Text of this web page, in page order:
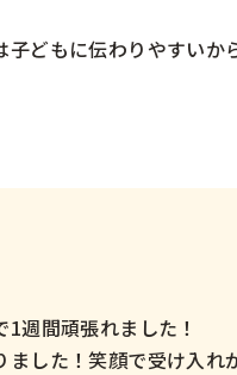
どもに伝わりやすいか
週間頑張れました！
した！笑顔で受け入